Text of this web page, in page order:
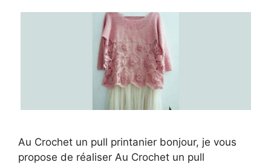
Au Crochet un pull printanier bonjour, je vous
propose de réaliser Au Crochet un pull